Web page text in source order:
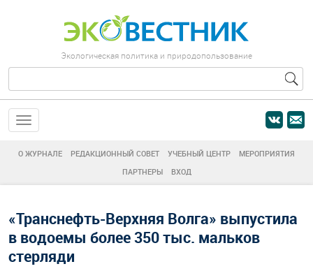
Экологическая политика и природопользование
О ЖУРНАЛЕ РЕДАКЦИОННЫЙ СОВЕТ УЧЕБНЫЙ ЦЕНТР
МЕРОПРИЯТИЯ
ПАРТНЕРЫ
ВХОД
«Транснефть-Верхняя Волга» выпустила
в водоемы более 350 тыс. мальков
стерляди